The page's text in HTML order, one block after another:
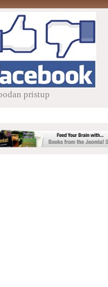
pristup